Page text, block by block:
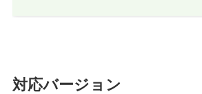
対応バージョン